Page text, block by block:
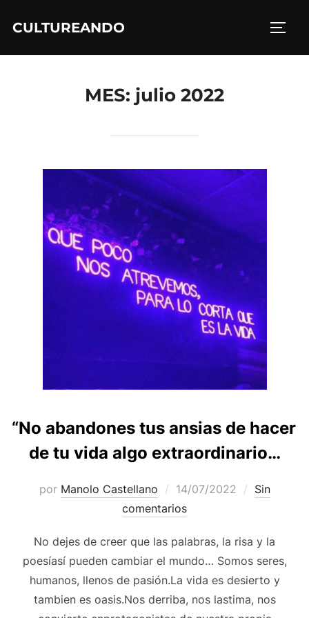
CULTUREANDO
MES: julio 2022
“No abandones tus ansias de hacer
de tu vida algo extraordinario…
por Manolo Castellano
Publicado
el
14/07/2022
Sin
comentarios
No dejes de creer que las palabras, la risa y la
poesíasí pueden cambiar el mundo… Somos seres,
humanos, llenos de pasión.La vida es desierto y
tambien es oasis.Nos derriba, nos lastima, nos